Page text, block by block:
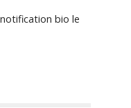
bio le